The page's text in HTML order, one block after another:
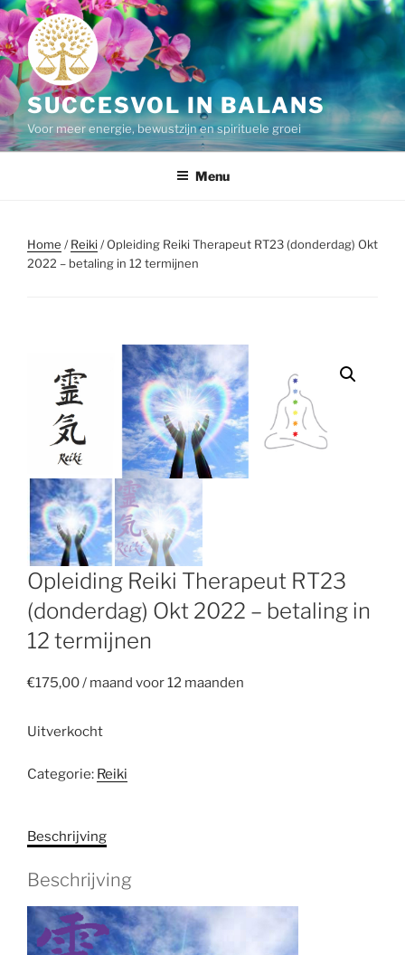
Ga
naar
de
inhoud
SUCCESVOL IN BALANS
Voor meer energie, bewustzijn en spirituele groei
Menu
Home /Reiki / Opleiding Reiki Therapeut RT23 (donderdag) Okt
2022 – betaling in 12 termijnen
Opleiding Reiki Therapeut RT23
(donderdag) Okt 2022 – betaling in
12 termijnen
€175,00/ maand voor 12 maanden
Uitverkocht
Categorie: Reiki
Beschrijving
Beschrijving